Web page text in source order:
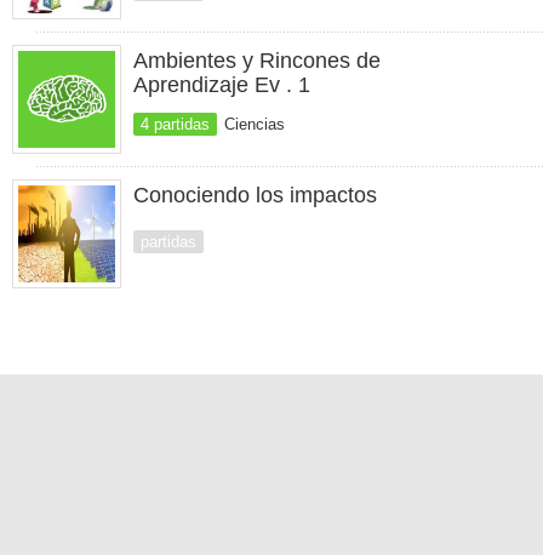
Ambientes y Rincones de
Aprendizaje Ev . 1
4 partidas Ciencias
Conociendo los impactos
partidas